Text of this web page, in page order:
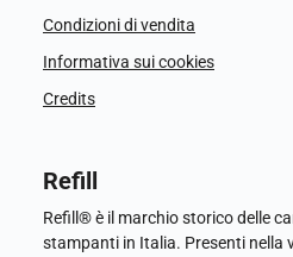
Condizioni di vendita
Informativa sui cookies
Credits
Refill
Refill® è il marchio storico delle
stampanti in Italia. Presenti nella